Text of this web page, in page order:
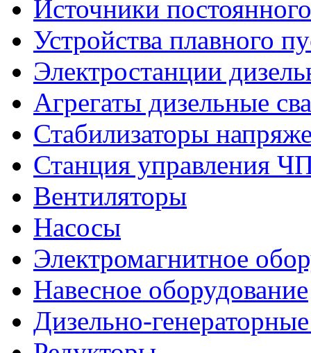
Источники
Устройства плавного
Электростанции
Агрегаты дизельные
Стабилизаторы
Станция управления
Вентиляторы
Насосы
Электромагнитное
Навесное оборудование
Дизельно-